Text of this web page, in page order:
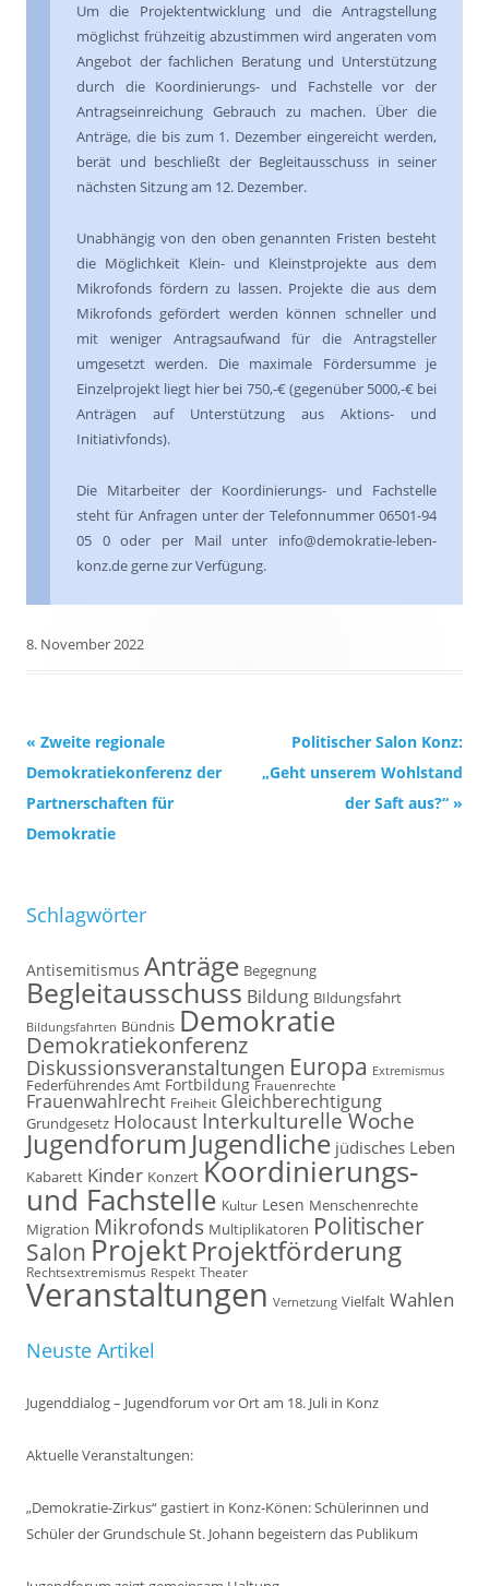
Um die Projektentwicklung und die Antragstellung
möglichst frühzeitig abzustimmen wird angeraten vom
Angebot der fachlichen Beratung und Unterstützung
durch die Koordinierungs- und Fachstelle vor der
Antragseinreichung Gebrauch zu machen. Über die
Anträge, die bis zum 1. Dezember eingereicht werden,
berät und beschließt der Begleitausschuss in seiner
nächsten Sitzung am 12. Dezember.
Unabhängig von den oben genannten Fristen besteht
die Möglichkeit Klein- und Kleinstprojekte aus dem
Mikrofonds fördern zu lassen. Projekte die aus dem
Mikrofonds gefördert werden können schneller und
mit weniger Antragsaufwand für die Antragsteller
umgesetzt werden. Die maximale Fördersumme je
Einzelprojekt liegt hier bei 750,-€ (gegenüber 5000,-€ bei
Anträgen auf Unterstützung aus Aktions- und
Initiativfonds).
Die Mitarbeiter der Koordinierungs- und Fachstelle
steht für Anfragen unter der Telefonnummer 06501-94
05 0 oder per Mail unter info@demokratie-leben-
konz.de gerne zur Verfügung.
8. November 2022
Beitrags-
Navigation
« Zweite regionale
Demokratiekonferenz der
Partnerschaften für
Demokratie
Politischer Salon Konz:
„Geht unserem Wohlstand
der Saft aus?“ »
Schlagwörter
Antisemitismus Anträge Begegnung
Begleitausschuss Bildung BIldungsfahrt
Bildungsfahrten Bündnis Demokratie
Demokratiekonferenz
Diskussionsveranstaltungen Europa Extremismus
Federführendes Amt Fortbildung Frauenrechte
Frauenwahlrecht Freiheit Gleichberechtigung
Grundgesetz Holocaust Interkulturelle Woche
Jugendforum Jugendliche jüdisches Leben
Kabarett Kinder Konzert Koordinierungs-
und Fachstelle Kultur Lesen Menschenrechte
Migration Mikrofonds Multiplikatoren Politischer
Salon ProjektProjektförderung
Rechtsextremismus Respekt Theater
Veranstaltungen Vernetzung Vielfalt Wahlen
Neuste Artikel
Jugenddialog – Jugendforum vor Ort am 18. Juli in Konz
Aktuelle Veranstaltungen:
„Demokratie-Zirkus“ gastiert in Konz-Könen: Schülerinnen und
Schüler der Grundschule St. Johann begeistern das Publikum